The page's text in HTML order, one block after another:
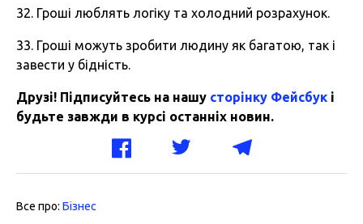
32. Гроші люблять логіку та холодний розрахунок.
33. Гроші можуть зробити людину як багатою, так і
завести у бідність.
Друзі! Підписуйтесь на нашу сторінку Фейсбук і
будьте завжди в курсі останніх новин.
Все про: Бізнес